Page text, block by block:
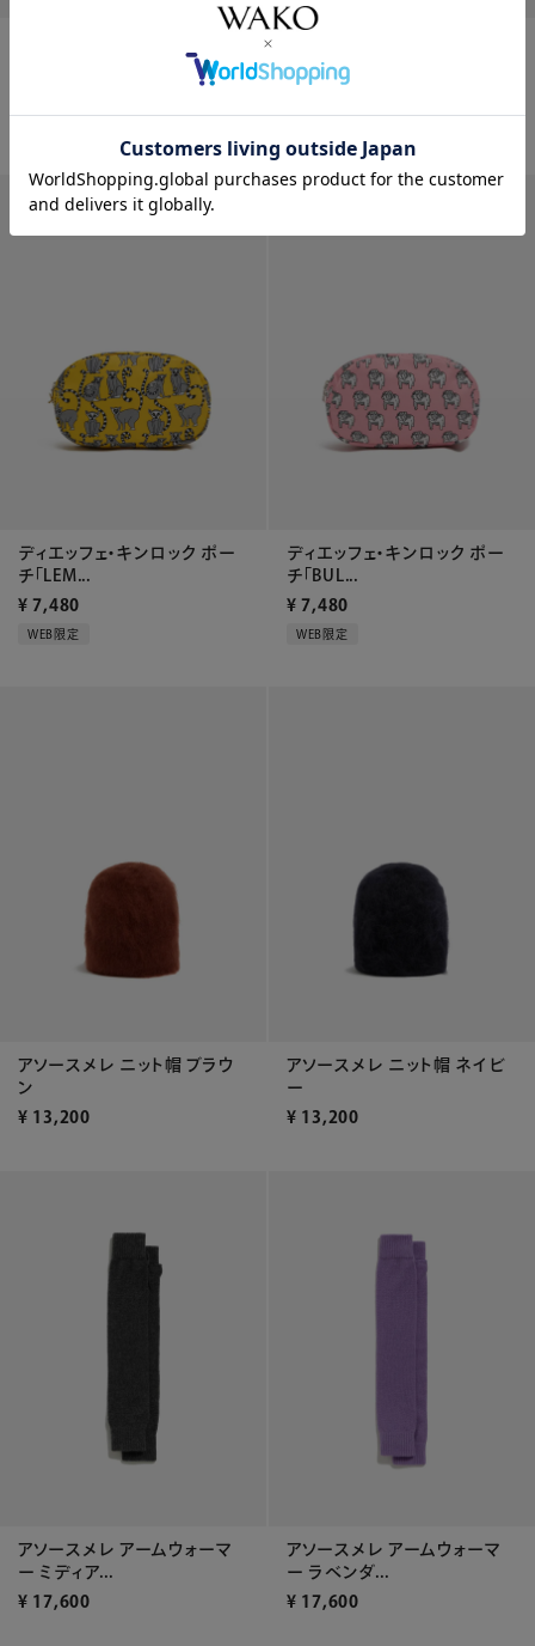
チ「LEM...
ディエッフェ・キンロック ポー
チ「LEM...
¥ 7,480
WEB限定
ディエッフェ・キンロック ポー
チ「BUL...
¥ 7,480
WEB限定
アソースメレ ニット帽 ブラウ
ン
¥ 13,200
アソースメレ ニット帽 ネイビ
ー
¥ 13,200
アソースメレ アームウォーマ
ー ミディア...
¥ 17,600
アソースメレ アームウォーマ
ー ラベンダ...
¥ 17,600